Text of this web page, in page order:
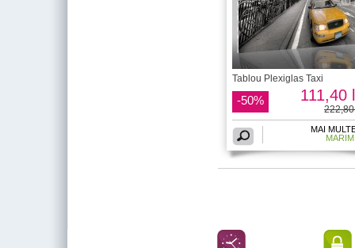
Tablou Plexiglas Taxi
-50% 111,40
MAI